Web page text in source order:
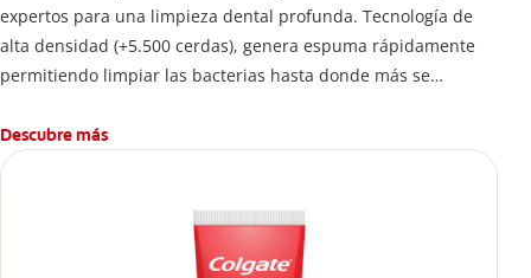
expertos para una limpieza dental profunda. Tecnología de
alta densidad (+5.500 cerdas), genera espuma rápidamente
permitiendo limpiar las bacterias hasta donde más se
Descubre más